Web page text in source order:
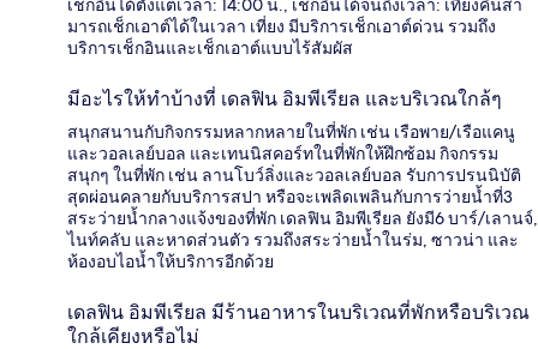
เช็กอินได้ตั้งแต่เวลา: 14:00 น., เช็กอินได้จนถึงเวลา: เที่ยงคืนสา
มารถเช็กเอาต์ได้ในเวลา เที่ยง มีบริการเช็กเอาต์ด่วน รวมถึง
บริการเช็กอินและเช็กเอาต์แบบไร้สัมผัส
มีอะไรให้ทำบ้างที่ เดลฟิน อิมพีเรียล และบริเวณใกล้ๆ
สนุกสนานกับกิจกรรมหลากหลายในที่พัก เช่น เรือพาย/เรือแคนู
และวอลเลย์บอล และเทนนิสคอร์ทในที่พักให้ฝึกซ้อม กิจกรรม
สนุกๆ ในที่พัก เช่น ลานโบว์ลิ่งและวอลเลย์บอล รับการปรนนิบัติ
สุดผ่อนคลายกับบริการสปา หรือจะเพลิดเพลินกับการว่ายน้ำที่3
สระว่ายน้ำกลางแจ้งของที่พัก เดลฟิน อิมพีเรียล ยังมี6 บาร์/เลานจ์,
ไนท์คลับ และหาดส่วนตัว รวมถึงสระว่ายน้ำในร่ม, ซาวน่า และ
ห้องอบไอน้ำให้บริการอีกด้วย
เดลฟิน อิมพีเรียล มีร้านอาหารในบริเวณที่พักหรือบริเวณ
ใกล้เคียงหรือไม่